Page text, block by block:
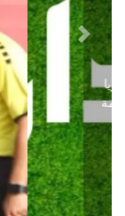
بعد
الدرجة
حسم
Previous